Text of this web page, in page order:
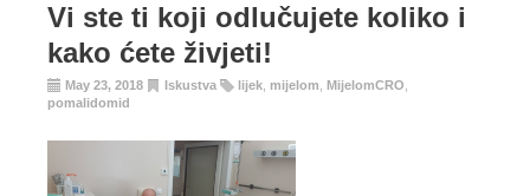
Vi ste ti koji odlučujete koliko i
kako ćete živjeti!
May 23, 2018 Iskustva lijek mijelom MijelomCRO
pomalidomid